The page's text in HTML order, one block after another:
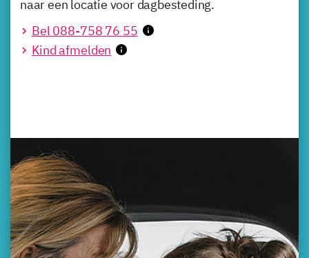
naar een locatie voor dagbesteding.
Bel 088-758 76 55
Kind afmelden